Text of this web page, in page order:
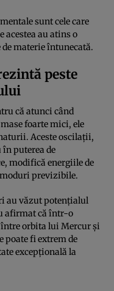
sunt cele care
acestea au atins o
materie întunecată.
peste
că atunci când
foarte mici, ele
Aceste oscilații,
puterea de
modifică energiile de
previzibile.
au văzut potențialul
afirmat că într-o
orbita lui Mercur și
poate fi extrem de
excepțională la